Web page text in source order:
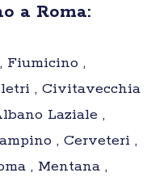
a Roma:
Fiumicino ,
, Civitavecchia
Laziale ,
, Cerveteri ,
, Mentana ,